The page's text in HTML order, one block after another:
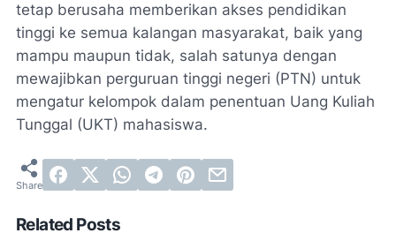
tetap berusaha memberikan akses pendidikan
tinggi ke semua kalangan masyarakat, baik yang
mampu maupun tidak, salah satunya dengan
mewajibkan perguruan tinggi negeri (PTN) untuk
mengatur kelompok dalam penentuan Uang Kuliah
Tunggal (UKT) mahasiswa.
Related Posts